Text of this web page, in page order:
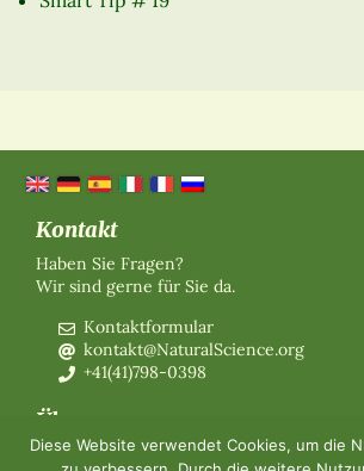
Kontakt
Haben Sie Fragen?
Wir sind gerne für Sie da.
Kontaktformular
kontakt@NaturalScience.org
+41(41)798-0398
Über uns
Organisation
Diese Website verwendet Cookies, um die